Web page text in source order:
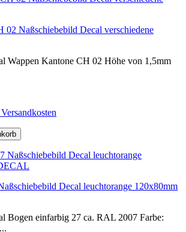
02 Naßschiebebild Decal verschiedene
Wappen Kantone CH 02 Höhe von 1,5mm
Decal leuchtorange 120x80mm
Bogen einfarbig 27 ca. RAL 2007 Farbe: